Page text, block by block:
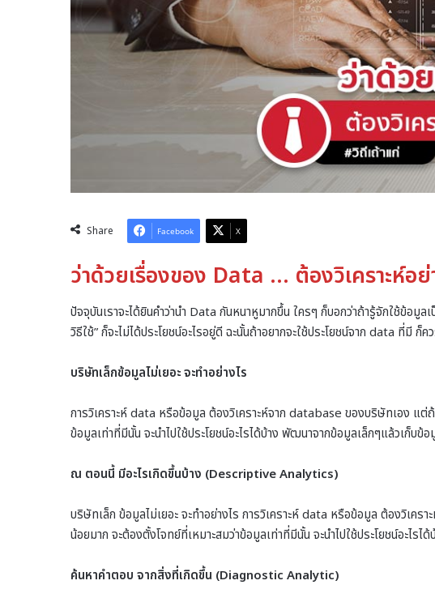
Share Facebook X
ว่าด้วยเรื่องของ Data … ต้องวิเคราะห์อย่
ปัจจุบันเราจะได้ยินคำว่านำ Data กันหนาหูมากขึ้น ใครๆ ก็บอกว่าถ้ารู้จักใช้ข้อมูล
วิธีใช้” ก็จะไม่ได้ประโยชน์อะไรอยู่ดี ฉะนั้นถ้าอยากจะใช้ประโยชน์จาก data ที่มี ก็
บริษัทเล็กข้อมูลไม่เยอะ จะทำอย่างไร
การวิเคราะห์ data หรือข้อมูล ต้องวิเคราะห์จาก database ของบริษัทเอง แ
ข้อมูลเท่าที่มีนั้น จะนำไปใช้ประโยชน์อะไรได้บ้าง พัฒนาจากข้อมูลเล็กๆแล้วเก็บข้
ณ ตอนนี้ มีอะไรเกิดขึ้นบ้าง (Descriptive Analytics)
บริษัทเล็ก ข้อมูลไม่เยอะ จะทำอย่างไร การวิเคราะห์ data หรือข้อมูล ต้องวิเ
น้อยมาก จะต้องตั้งโจทย์ที่เหมาะสมว่าข้อมูลเท่าที่มีนั้น จะนำไปใช้ประโยชน์อะไ
ค้นหาคำตอบ จากสิ่งที่เกิดขึ้น (Diagnostic Analytic)